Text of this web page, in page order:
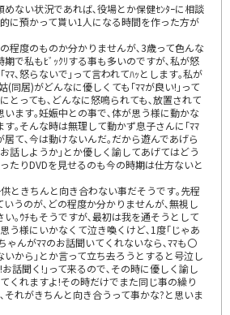
ない状況であれば､役場とか保健ｾﾝﾀｰに相談
に預かって貰い1人になる時間を作った方が
程度のものか分かりませんが､3歳って色んな
で私もﾋﾞｯｸﾘする事も多いのですが､私が怒
ﾏﾏ､怒らないで｣って言われてﾊｯとします｡私が
(同居)がどんなに優しくても｢ﾏﾏが良い!｣って
とっても､どんなに怒鳴られても､放置されて
います｡妊娠中との事で､体が思う様に動かな
す｡そんな時は無理して動かず息子さんに｢ﾏﾏ
居て､今は動けないんだ｡だから遊んであげら
話しようか｣とか優しく諭してあげてはどう
たりDVDを見せるのも今の時期は仕方ないと
ときちんと向き合わない事だそうです｡先程
うのが､どの程度か分かりませんが､無視し
い｡ｳﾁもそうですが､最初は我を通そうとして
う様にいかなくて泣き喚くけど､1度｢じゃあ
ゃんがﾏﾏのお話聞いてくれないなら､ﾏﾏも〇
いから｣とか言って立ち去ろうとすると号泣し
話聞く!｣って来るので､その時に優しく諭し
くれますよ!その時だけでまた同じ事の繰り
れがきちんと向き合うって事かな?と思いま